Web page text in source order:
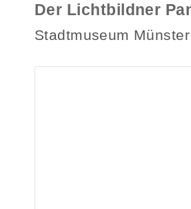
Der Lichtbildner
Stadtmuseum Münster